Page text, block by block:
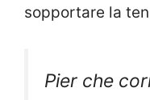
sopportare la
Pier che